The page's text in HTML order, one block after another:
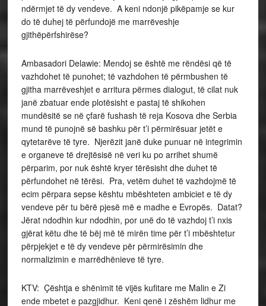
ndërmjet të dy vendeve. A keni ndonjë pikëpamje se kur
do të duhej të përfundojë me marrëveshje
gjithëpërfshirëse?
Ambasadori Delawie: Mendoj se është me rëndësi që të
vazhdohet të punohet; të vazhdohen të përmbushen të
gjitha marrëveshjet e arritura përmes dialogut, të cilat nuk
janë zbatuar ende plotësisht e pastaj të shikohen
mundësitë se në çfarë fushash të reja Kosova dhe Serbia
mund të punojnë së bashku për t’i përmirësuar jetët e
qytetarëve të tyre. Njerëzit janë duke punuar në integrimin
e organeve të drejtësisë në veri ku po arrihet shumë
përparim, por nuk është kryer tërësisht dhe duhet të
përfundohet në tërësi. Pra, vetëm duhet të vazhdojmë të
ecim përpara sepse kështu mbështeten ambiciet e të dy
vendeve për tu bërë pjesë më e madhe e Evropës. Datat?
Jërat ndodhin kur ndodhin, por unë do të vazhdoj t’i nxis
gjërat këtu dhe të bëj më të mirën time për t’i mbështetur
përpjekjet e të dy vendeve për përmirësimin dhe
normalizimin e marrëdhënieve të tyre.
KTV: Çështja e shënimit të vijës kufitare me Malin e Zi
ende mbetet e pazgjidhur. Keni qenë i zëshëm lidhur me